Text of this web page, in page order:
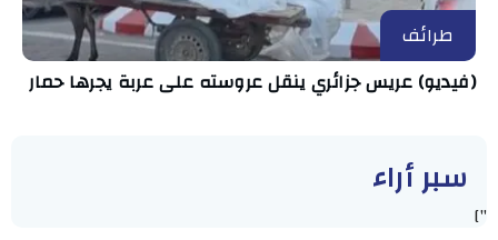
طرائف
(فيديو) عريس جزائري ينقل عروسته على عربة يجرها حمار
سبر أراء
"]